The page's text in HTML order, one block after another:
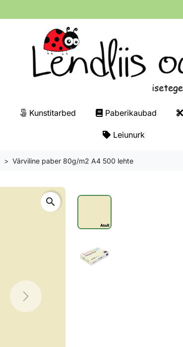
Kunstitarbed Paberikaubad
Leiunurk
Värviline paber 80g/m2 A4 500 lehte
Next
search